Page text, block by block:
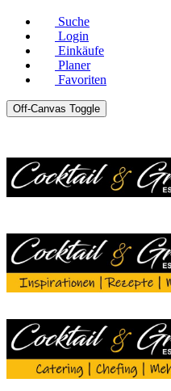
Suche
Login
Einkäufe
Planer
Favoriten
Off-Canvas Toggle